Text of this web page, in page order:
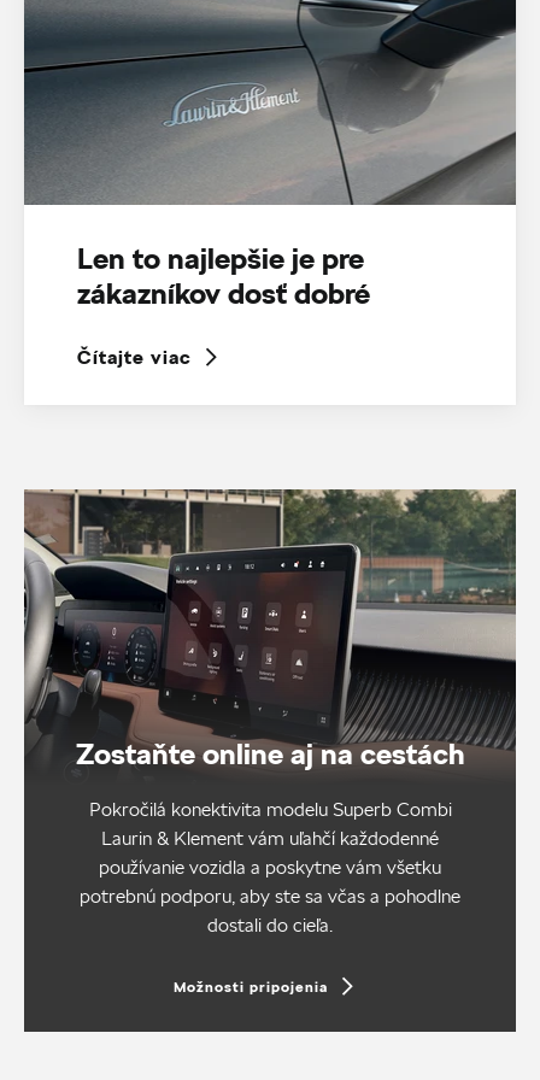
Len to najlepšie je pre
zákazníkov dosť dobré
Čítajte viac
Zostaňte online aj na cestách
Pokročilá konektivita modelu Superb Combi
Laurin & Klement vám uľahčí každodenné
používanie vozidla a poskytne vám všetku
potrebnú podporu, aby ste sa včas a pohodlne
dostali do cieľa.
Možnosti pripojenia